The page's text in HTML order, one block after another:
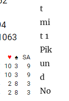
t
mi
t 1
Pik
un
d
No